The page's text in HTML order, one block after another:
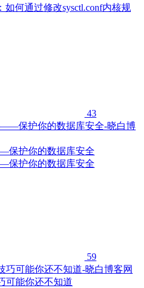
何通过修改sysctl.conf内核规
43
保护你的数据库安全
保护你的数据库安全
59
可能你还不知道